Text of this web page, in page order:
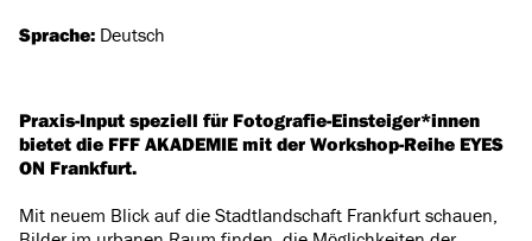
Sprache: Deutsch
Praxis-Input speziell für Fotografie-Einsteiger*innen
bietet die FFF AKADEMIE mit der Workshop-Reihe EYES
ON Frankfurt.
Mit neuem Blick auf die Stadtlandschaft Frankfurt schauen,